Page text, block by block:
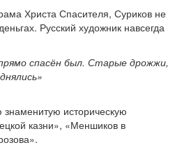
Христа Спасителя, Суриков не
Русский художник навсегда
спасён был. Старые дрожжи,
историческую
казни», «Меншиков в